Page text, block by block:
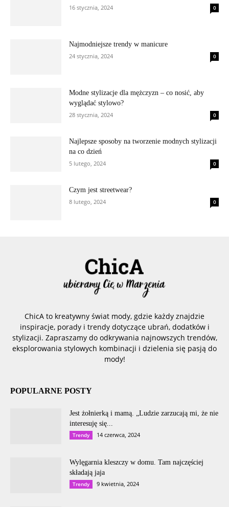
16 stycznia, 2024
0
Najmodniejsze trendy w manicure
24 stycznia, 2024
0
Modne stylizacje dla mężczyzn – co nosić, aby
wyglądać stylowo?
28 stycznia, 2024
0
Najlepsze sposoby na tworzenie modnych stylizacji
na co dzień
5 lutego, 2024
0
Czym jest streetwear?
8 lutego, 2024
0
ChicA to kreatywny świat mody, gdzie każdy znajdzie
inspiracje, porady i trendy dotyczące ubrań, dodatków i
stylizacji. Zapraszamy do odkrywania najnowszych trendów,
eksplorowania stylowych kombinacji i dzielenia się pasją do
mody!
POPULARNE POSTY
Jest żołnierką i mamą. „Ludzie zarzucają mi, że nie
interesuję się...
Trendy 14 czerwca, 2024
Wylęgarnia kleszczy w domu. Tam najczęściej
składają jaja
Trendy 9 kwietnia, 2024